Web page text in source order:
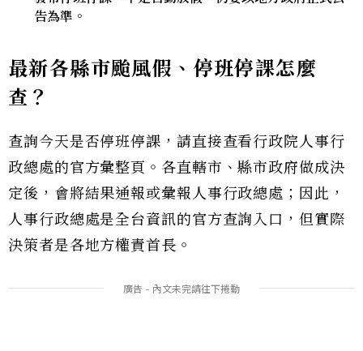
告為準。
最新各縣市颱風假、停班停課怎麼
查？
查詢今天是否停班停課，請直接查看行政院人事行
政總處的官方彙整頁。各直轄市、縣市政府做成決
定後，會將結果通報或彙報人事行政總處；因此，
人事行政總處是全台資訊的官方查詢入口，但實際
決策者是各地方權責首長。